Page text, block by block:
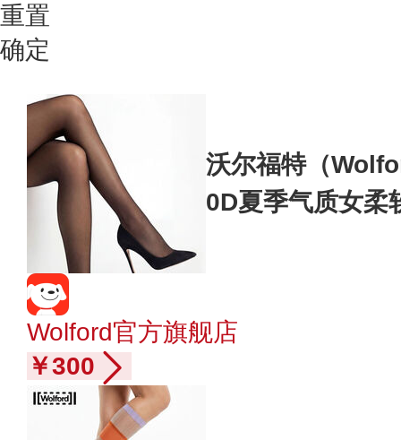
重置
确定
沃尔福特（
0D夏季气质女柔
Wolford官方旗舰店
￥300